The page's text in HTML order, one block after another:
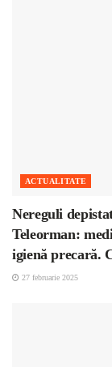
ACTUALITATE
Nereguli
Teleorman:
igienă precară.
27 februarie 2025